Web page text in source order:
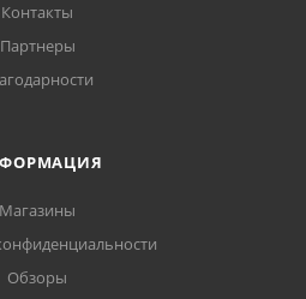
Контакты
Партнеры
Магазины
Обзоры